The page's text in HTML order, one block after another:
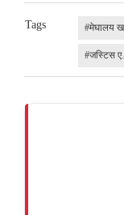
Tags #मेघालय
#जस्टिस